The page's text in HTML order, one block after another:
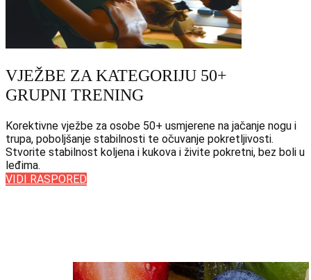
VJEŽBE ZA KATEGORIJU 50+
GRUPNI TRENING
Korektivne vježbe za osobe 50+ usmjerene na jačanje nogu i
trupa, poboljšanje stabilnosti te očuvanje pokretljivosti.
Stvorite stabilnost koljena i kukova i živite pokretni, bez boli u
leđima.
VIDI RASPORED